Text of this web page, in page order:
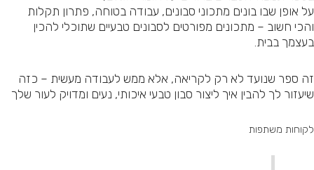
על אופן שבו בונים מתכוני סבונים, עבודה בטוחה, פתרון תקלות
והכי חשוב – מתכונים מפורטים לסבונים טבעיים שתוכלי להכין
בעצמך בבית.
זה ספר שנועד לא רק לקריאה, אלא ממש לעבודה מעשית – כזה
שיעזור לך להבין איך ליצור סבון טבעי איכותי, נעים ומדויק לעור שלך
לקוחות משתפות